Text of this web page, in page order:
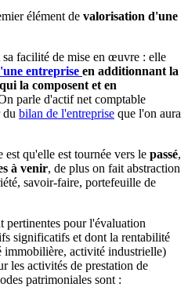
élément de valorisation d'une
sa facilité de mise en œuvre : elle
entreprise en additionnant la
la composent et en
parle d'actif net comptable
du bilan de l'entreprise que l'on aura
est qu'elle est tournée vers le passé,
à venir, de plus on fait abstraction
savoir-faire, portefeuille de
pertinentes pour l'évaluation
significatifs et dont la rentabilité
immobilière, activité industrielle)
les activités de prestation de
patrimoniales sont :